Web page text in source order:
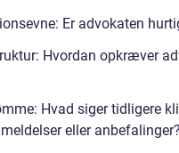
Er advokaten
Hvordan opkræver
Hvad siger tidligere
eller anbefalinger?